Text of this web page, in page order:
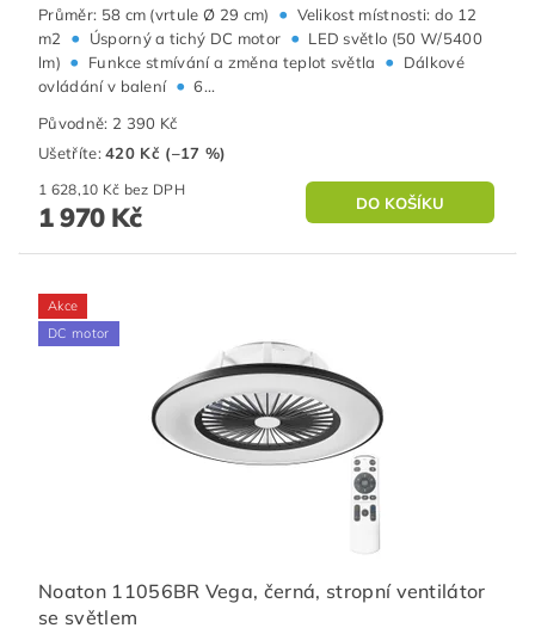
Průměr: 58 cm (vrtule Ø 29 cm) • Velikost místnosti: do 12
m2
• Úsporný a tichý DC motor • LED světlo (50 W/5400
lm) • Funkce stmívání a změna teplot světla •
Dálkové
ovládání v balení • 6...
Původně: 2 390 Kč
Ušetříte:420 Kč (–17 %)
1 628,10 Kč bez DPH
1 970 Kč
Akce
DC motor
Noaton 11056BR Vega, černá, stropní ventilátor
se světlem